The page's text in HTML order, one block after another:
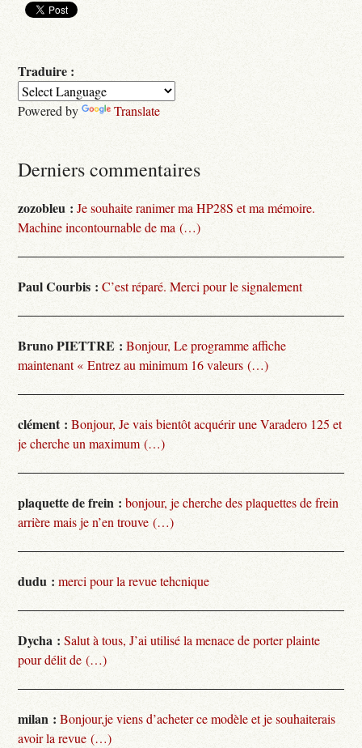
Traduire :
Powered by Translate
Derniers commentaires
zozobleu : Je souhaite ranimer ma HP28S et ma mémoire.
Machine incontournable de ma (…)
Paul Courbis : C’est réparé. Merci pour le signalement
Bruno PIETTRE : Bonjour, Le programme affiche
maintenant « Entrez au minimum 16 valeurs (…)
clément : Bonjour, Je vais bientôt acquérir une Varadero 125 et
je cherche un maximum (…)
plaquette de frein : bonjour, je cherche des plaquettes de frein
arrière mais je n’en trouve (…)
dudu : merci pour la revue tehcnique
Dycha : Salut à tous, J’ai utilisé la menace de porter plainte
pour délit de (…)
milan : Bonjour,je viens d’acheter ce modèle et je souhaiterais
avoir la revue (…)